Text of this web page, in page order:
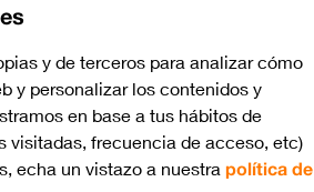
y de terceros para analizar cómo
y personalizar los contenidos y
en base a tus hábitos de
visitadas, frecuencia de acceso, etc)
echa un vistazo a nuestra política de